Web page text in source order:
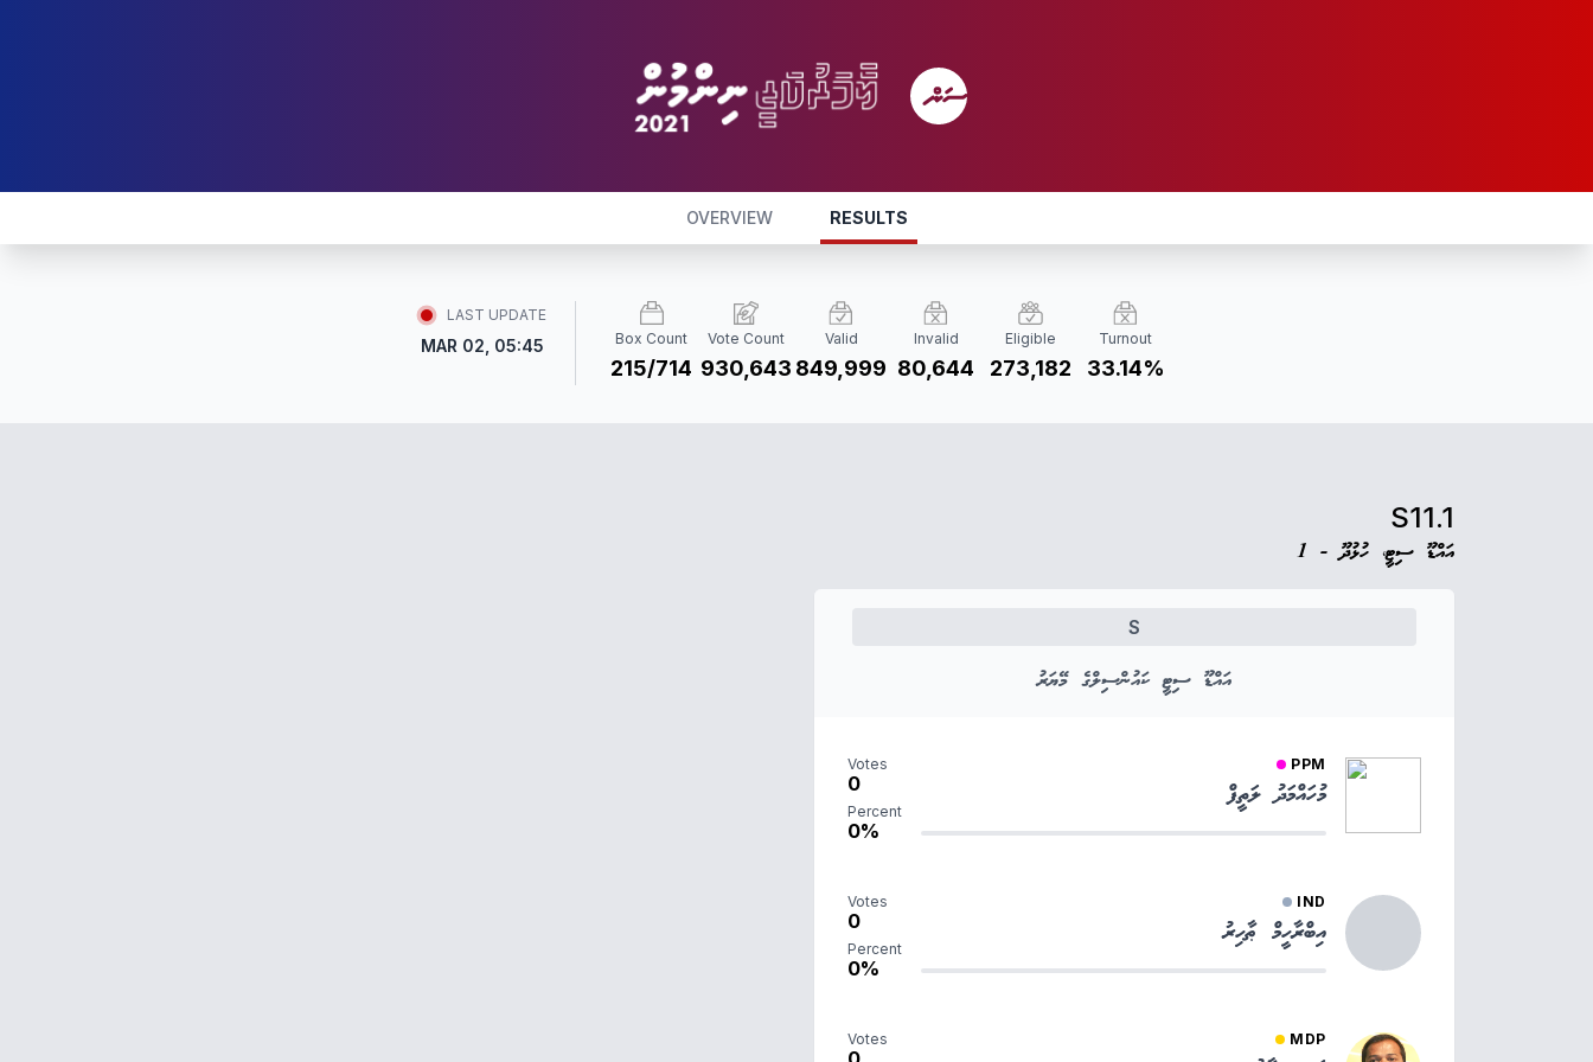
RESULTS
OVERVIEW
Box Count
215/714
Vote Count
930,643
Valid
849,999
Invalid
80,644
Eligible
273,182
Turnout
33.14%
LAST UPDATE
MAR 02, 05:45
S11.1
އައްޑޫ ސިޓީ، ހުޅުދޫ - 1
S
އައްޑޫ ސިޓީ ކައުންސިލްގެ މޭޔަރު
PPM
މުހައްމަދު ލަތީފް
Votes
0
Percent
0%
IND
އިބްރާހީމް ޠާހިރު
Votes
0
Percent
0%
MDP
Votes